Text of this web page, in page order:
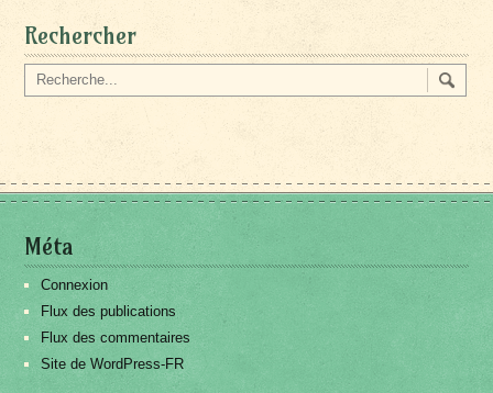
Rechercher
Méta
Connexion
Flux des publications
Flux des commentaires
Site de WordPress-FR